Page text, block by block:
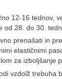
12-16 tednov,
28. do 30.
prenašati in
elastičnimi
za izboljšanje
vzdolž trebuha